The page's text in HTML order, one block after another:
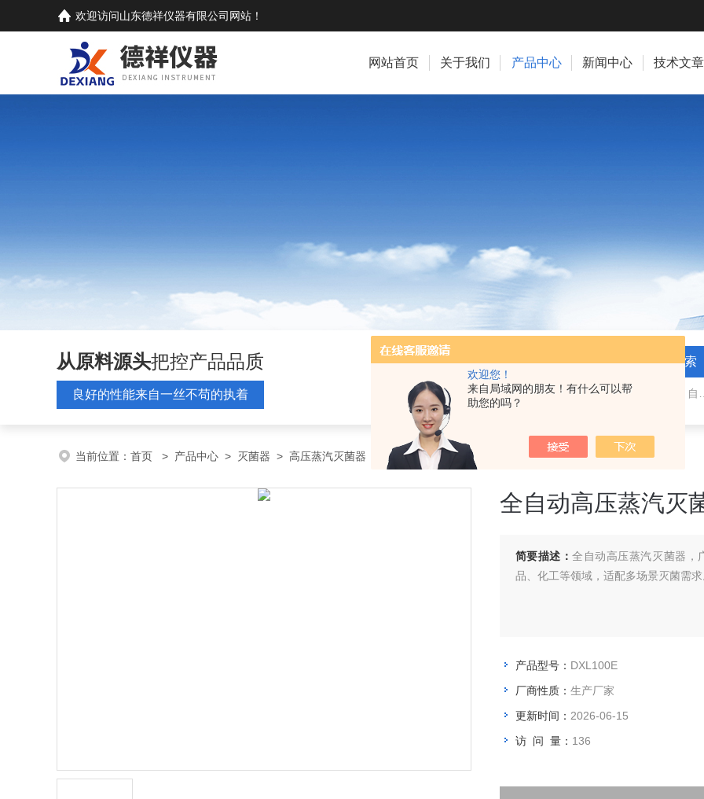
欢迎您！
来自局域网的朋友！有什么可以帮
助您的吗？
欢迎访问山东德祥仪器有限公司 网站！
网站首页 关于我们 产品中心 新闻中心 技术文章
从原料源头把控产品品质
良好的性能来自一丝不苟的执着
当前位置： 首页 > 产品中心 > 灭菌器 > 高压蒸汽灭菌器 > DXL100E全自动高压蒸汽灭菌器
全自动高压蒸汽灭
简要描述： 全自动高压蒸汽灭菌器，
品、化工等领域，适配多场景灭菌需
产品型号： DXL100E
厂商性质： 生产厂家
更新时间： 2026-06-15
访 问 量： 136